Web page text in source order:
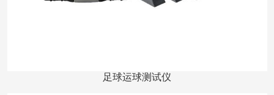
足球运球测试仪